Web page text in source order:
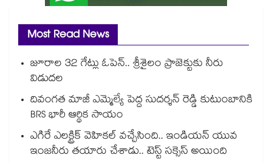
Most Read News
జూరాల 32 గేట్లు ఓపెన్.. శ్రీశైలం ప్రాజెక్టుకు నీరు
విడుదల
దివంగత మాజీ ఎమ్మెల్యే పెద్ద సుదర్శన్ రెడ్డి కుటుంబానికి
BRS భారీ ఆర్థిక సాయం
ఎగిరే ఎలక్ట్రిక్ వెహికల్ వచ్చేసింది.. ఇండియన్ యువ
ఇంజనీరు తయారు చేశాడు.. టెస్ట్ సక్సెస్ అయింది